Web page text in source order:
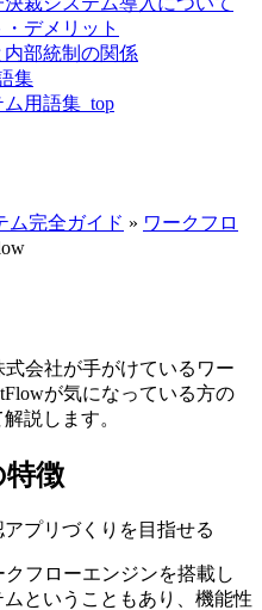
デメリット
部統制の関係
集
用語集_top
ム完全ガイド » ワークフロ
式会社が手がけているワー
が気になっている方の
説します。
特徴
プリづくりを目指せる
クフローエンジンを搭載し
ということもあり、機能性